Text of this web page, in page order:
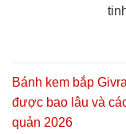
Bánh kem bắp
được bao lâu và
quản 2026